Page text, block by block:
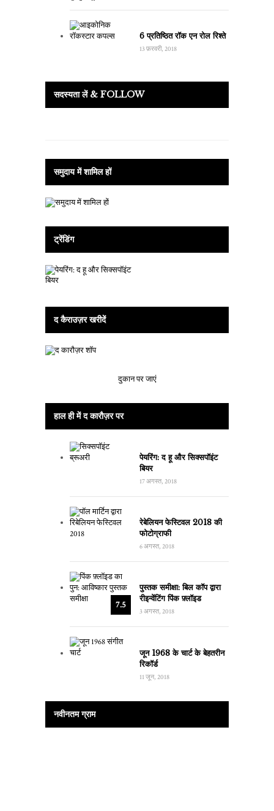
6 प्रतिष्ठित रॉक एन रोल रिश्ते
13 फ़रवरी, 2018
सदस्यता लें & FOLLOW
समुदाय में शामिल हों
ट्रेंडिंग
द कैराउज़र खरीदें
दुकान पर जाएं
हाल ही में द कारौज़र पर
पेयरिंग: द हू और सिक्सपॉइंट
बियर
17 अगस्त, 2018
रेबेलियन फेस्टिवल 2018 की
फोटोग्राफी
6 अगस्त, 2018
7.5
पुस्तक समीक्षा: बिल कॉप द्वारा
रीइन्वेंटिंग पिंक फ़्लॉइड
3 अगस्त, 2018
जून 1968 के चार्ट के बेहतरीन
रिकॉर्ड
11 जून, 2018
नवीनतम ग्राम